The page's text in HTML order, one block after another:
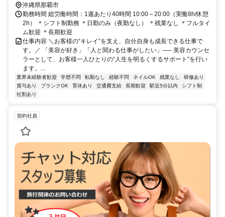
沖縄県那覇市
勤務時間 総労働時間：1週あたり40時間 10:00～20:00（実働8h/休憩
2h） ＊シフト制勤務 ＊日勤のみ（夜勤なし） ＊残業なし ＊フルタイ
ム歓迎 ＊長期歓迎
仕事内容 ＼お客様の“キレイ”を支え、自分自身も成長できる仕事で
す。／ 「美容が好き」「人と関わる仕事がしたい」── 美容カウンセ
ラーとして、お客様一人ひとりの“人生を明るくするサポート”を行い
ます。...
業界未経験者歓迎 学歴不問 転勤なし 経験不問 ネイルOK 残業なし
研修あり
賞与あり
ブランクOK 育休あり 交通費支給 長期歓迎 駅近5分以内
シフト制
社割あり
契約社員